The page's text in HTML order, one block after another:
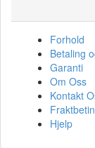
Forhold
Betaling
Garanti
Om Oss
Kontakt
Hjelp